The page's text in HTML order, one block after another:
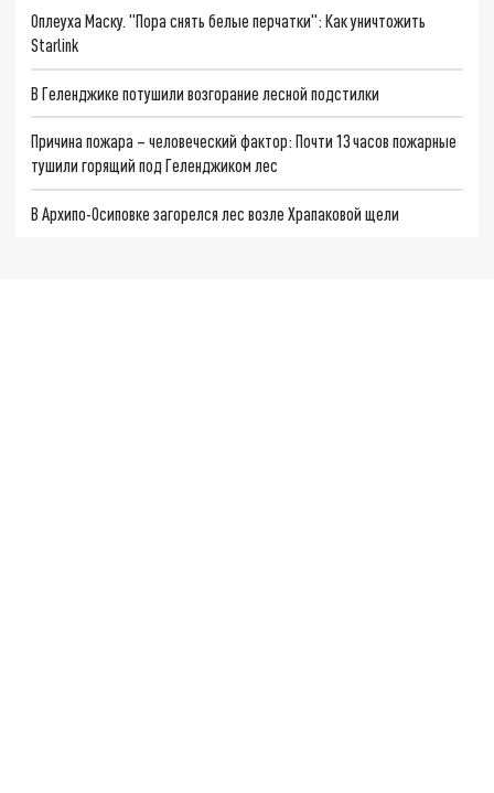
Оплеуха Маску. "Пора снять белые перчатки": Как уничтожить
Starlink
В Геленджике потушили возгорание лесной подстилки
Причина пожара – человеческий фактор: Почти 13 часов пожарные
тушили горящий под Геленджиком лес
В Архипо-Осиповке загорелся лес возле Храпаковой щели